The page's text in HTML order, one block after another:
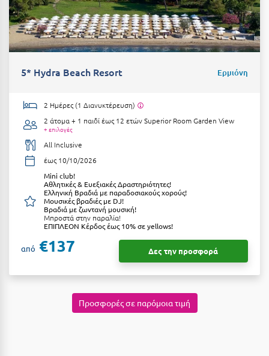
Λίμνη Πλαστήρα
Λιτόχωρο
Λουτρά Πόζαρ
Λουτρά Υπάτης
Λούτσα
Μαραθώνας Αττικής
Μαρώνεια
Μεθώνη
5* Hydra Beach Resort Ερμιόνη
2 Ημέρες (1 Διανυκτέρευση)
2 άτομα + 1 παιδί έως 12 ετώνSuperior Room Garden View
+ επιλογές
All Inclusive
έως 10/10/2026
Μini club!
Αθλητικές & Ευεξιακές Δραστηριότητες!
Ελληνική Βραδιά με παραδοσιακούς χορούς!
Μουσικές βραδιές με DJ!
Βραδιά με ζωντανή μουσική!
Μπροστά στην παραλία!
ΕΠΙΠΛΕΟΝ Κέρδος έως 10% σε yellows!
από €137 Δες την προσφορά
Προσφορές σε παρόμοια τιμή